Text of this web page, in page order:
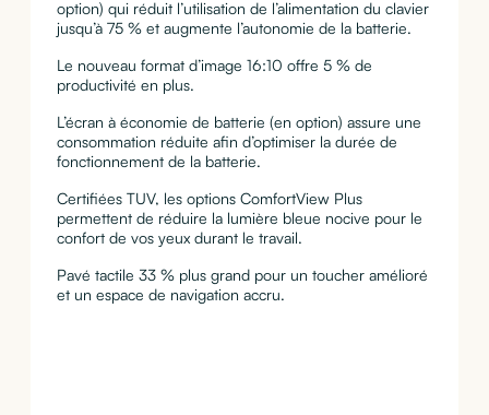
option) qui réduit l’utilisation de l’alimentation du clavier
jusqu’à 75 % et augmente l’autonomie de la batterie.
Le nouveau format d’image 16:10 offre 5 % de
productivité en plus.
L’écran à économie de batterie (en option) assure une
consommation réduite afin d’optimiser la durée de
fonctionnement de la batterie.
Certifiées TUV, les options ComfortView Plus
permettent de réduire la lumière bleue nocive pour le
confort de vos yeux durant le travail.
Pavé tactile 33 % plus grand pour un toucher amélioré
et un espace de navigation accru.